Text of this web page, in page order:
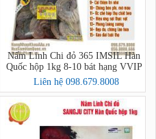
Nấm Linh Chi đỏ 365 IMSIL Hàn
Quốc hộp 1kg 8-10 bát hạng VVIP
Liên hệ 098.679.8008